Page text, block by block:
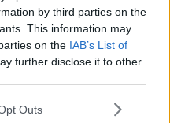
by third parties on the
This information may
on the IAB’s List of
further disclose it to other
Outs